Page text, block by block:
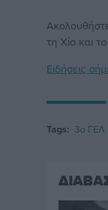
τη Χίο και
Ειδήσεις
Tags: 3ο ΓΕΛ